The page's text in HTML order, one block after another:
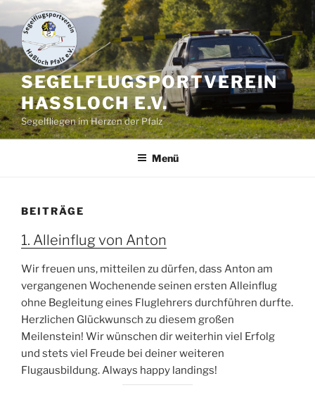
Inhalt
springen
SEGELFLUGSPORTVEREIN
HASSLOCH E.V.
Segelfliegen im Herzen der Pfalz
Menü
BEITRÄGE
1. Alleinflug von Anton
Wir freuen uns, mitteilen zu dürfen, dass Anton am
vergangenen Wochenende seinen ersten Alleinflug
ohne Begleitung eines Fluglehrers durchführen durfte.
Herzlichen Glückwunsch zu diesem großen
Meilenstein! Wir wünschen dir weiterhin viel Erfolg
und stets viel Freude bei deiner weiteren
Flugausbildung. Always happy landings!